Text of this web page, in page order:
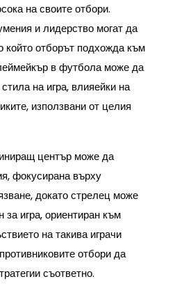
на своите отбори.
и лидерство могат да
който отборът подхожда към
в футбола може да
на игра, влияейки на
използвани от целия
център може да
фокусирана върху
докато стрелец може
за игра, ориентиран към
на такива играчи
отбори да
съответно.